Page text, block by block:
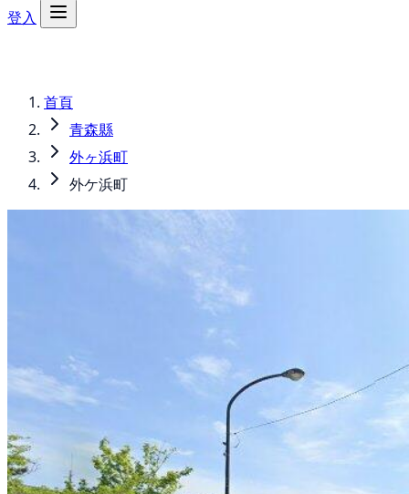
登入
首頁
青森縣
外ヶ浜町
外ケ浜町